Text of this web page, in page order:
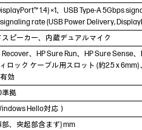
1.4) ×1、USB Type-A 5Gbps
rate (USB Power Delivery,
ピーカー、内蔵デュアルマイク
、HP Sure Run、HP Sure Sense
ロック ケーブル用スロット (約2.5 x
効
準拠
Hello対応）
部、突起部含まず) mm